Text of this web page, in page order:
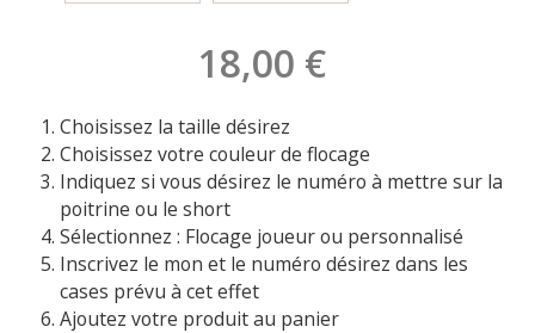
18,00 €
Choisissez la taille désirez
Choisissez votre couleur de flocage
Indiquez si vous désirez le numéro à mettre sur la
poitrine ou le short
Sélectionnez : Flocage joueur ou personnalisé
Inscrivez le mon et le numéro désirez dans les
cases prévu à cet effet
Ajoutez votre produit au panier